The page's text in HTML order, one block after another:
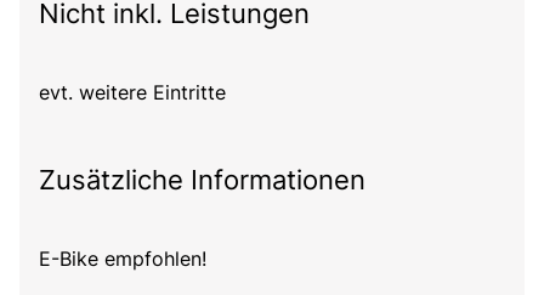
Nicht inkl. Leistungen
evt. weitere Eintritte
Zusätzliche Informationen
E-Bike empfohlen!